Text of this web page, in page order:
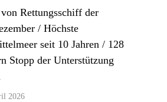
Rettungsschiff der
/ Höchste
seit 10 Jahren / 128
Stopp der Unterstützung
2026